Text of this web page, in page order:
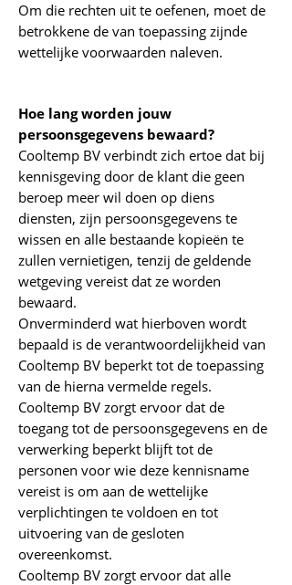
Om die rechten uit te oefenen, moet de
betrokkene de van toepassing zijnde
wettelijke voorwaarden naleven.
Hoe lang worden jouw
persoonsgegevens bewaard?
Cooltemp BV verbindt zich ertoe dat bij
kennisgeving door de klant die geen
beroep meer wil doen op diens
diensten, zijn persoonsgegevens te
wissen en alle bestaande kopieën te
zullen vernietigen, tenzij de geldende
wetgeving vereist dat ze worden
bewaard.
Onverminderd wat hierboven wordt
bepaald is de verantwoordelijkheid van
Cooltemp BV beperkt tot de toepassing
van de hierna vermelde regels.
Cooltemp BV zorgt ervoor dat de
toegang tot de persoonsgegevens en de
verwerking beperkt blijft tot de
personen voor wie deze kennisname
vereist is om aan de wettelijke
verplichtingen te voldoen en tot
uitvoering van de gesloten
overeenkomst.
Cooltemp BV zorgt ervoor dat alle